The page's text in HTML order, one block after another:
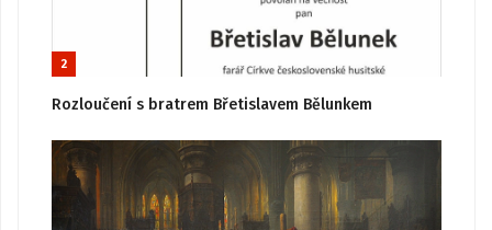
2
Rozloučení s bratrem Břetislavem Bělunkem